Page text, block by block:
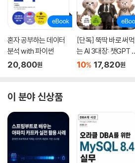
혼자 공부하는 데이터
분석 with 파이썬
20,800원
[단독] 뚝딱 바로 써먹
는 AI 3대장: 챗GPT ·
제미나이 · 클로드
10% 17,820원
이 분야 신상품